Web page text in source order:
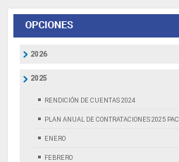
2026
2025
RENDICIÓN DE CUENTAS 2024
PLAN ANUAL DE CONTRATACIONES 2025 PAC
ENERO
FEBRERO